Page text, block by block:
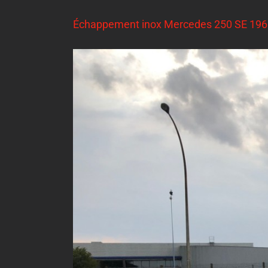
Échappement inox Mercedes 250 SE